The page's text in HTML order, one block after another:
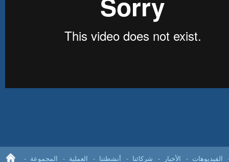
المجموعة العملية أنشطتنا شركائنا الأخبار الفيديوهات